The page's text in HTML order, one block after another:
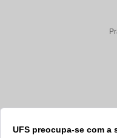
UFS preocupa-se com a